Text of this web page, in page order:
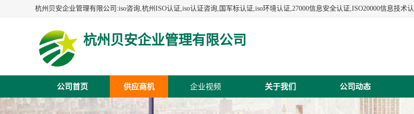
杭州贝安企业管理有限公司
公司首页 供应商机 企业视频 关于我们 公司动态